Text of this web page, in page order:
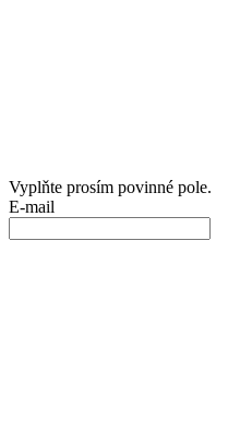
Vyplňte prosím povinné pole.
E-mail